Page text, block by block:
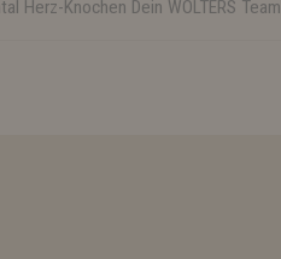
Herz-Knochen Dein WOLTERS Team